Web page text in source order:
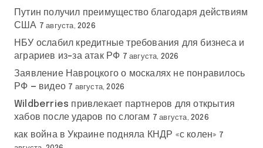
Путин получил преимущество благодаря действиям
США 7 августа, 2026
НБУ ослабил кредитные требования для бизнеса и
аграриев из-за атак РФ 7 августа, 2026
Заявление Навроцкого о москалях не понравилось
РФ — видео 7 августа, 2026
Wildberries привлекает партнеров для открытия
хабов после ударов по слогам 7 августа, 2026
как война в Украине подняла КНДР «с колен» 7